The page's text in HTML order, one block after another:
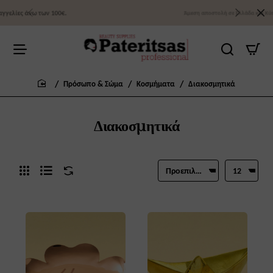
Διακοσμητικά
Πρόσωπο & Σώμα Κοσμήματα Διακοσμητικά